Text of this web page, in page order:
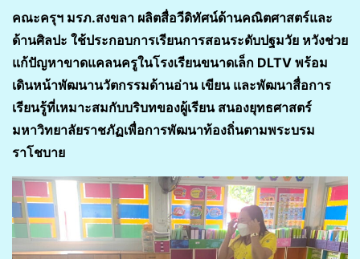
คณะครุฯ มรภ.สงขลา ผลิตสื่อวีดิทัศน์ด้านคณิตศาสตร์และ
ด้านศิลปะ ใช้ประกอบการเรียนการสอนระดับปฐมวัย หวังช่วย
แก้ปัญหาขาดแคลนครูในโรงเรียนขนาดเล็ก DLTV พร้อม
เดินหน้าพัฒนานวัตกรรมด้านอ่าน เขียน และพัฒนาสื่อการ
เรียนรู้ที่เหมาะสมกับบริบทของผู้เรียน สนองยุทธศาสตร์
มหาวิทยาลัยราชภัฏเพื่อการพัฒนาท้องถิ่นตามพระบรม
ราโชบาย